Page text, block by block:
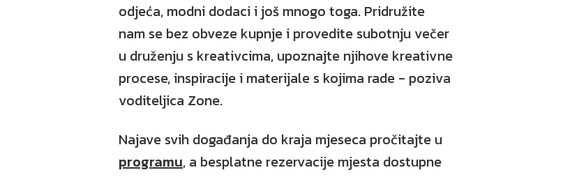
odjeća, modni dodaci i još mnogo toga. Pridružite
nam se bez obveze kupnje i provedite subotnju večer
u druženju s kreativcima, upoznajte njihove kreativne
procese, inspiracije i materijale s kojima rade - poziva
voditeljica Zone.
Najave svih događanja do kraja mjeseca pročitajte u
programu, a besplatne rezervacije mjesta dostupne